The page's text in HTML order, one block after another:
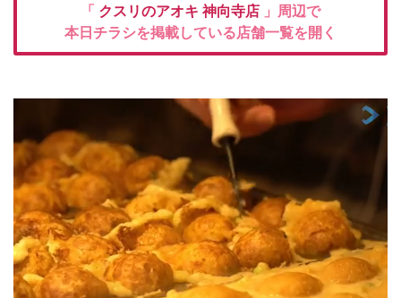
「 クスリのアオキ 神向寺店 」周辺で
本日チラシを掲載している店舗一覧を開く